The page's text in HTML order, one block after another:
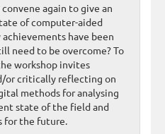
again to give an
of computer-aided
have been
need to be overcome? To
workshop invites
or critically reflecting on
methods for analysing
state of the field and
for the future.